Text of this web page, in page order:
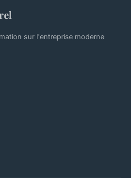
sur l'entreprise moderne